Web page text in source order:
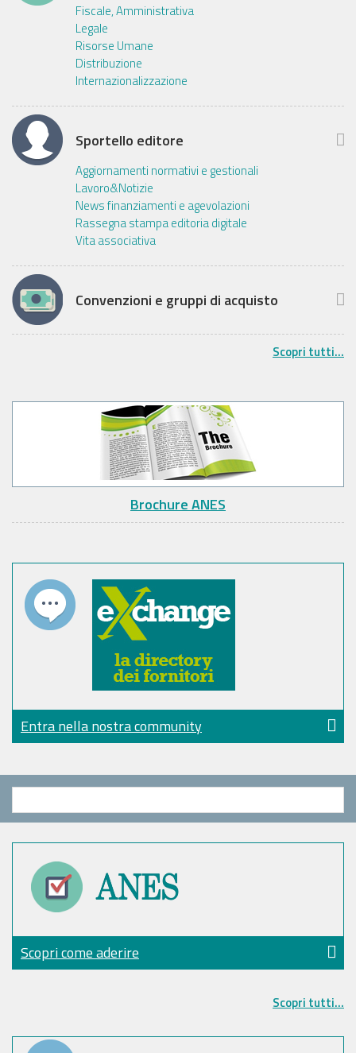
Fiscale, Amministrativa
Legale
Risorse Umane
Distribuzione
Internazionalizzazione
Sportello editore
Aggiornamenti normativi e gestionali
Lavoro&Notizie
News finanziamenti e agevolazioni
Rassegna stampa editoria digitale
Vita associativa
Convenzioni e gruppi di acquisto
Scopri tutti...
Brochure ANES
Entra nella nostra community
Scopri come aderire
Scopri tutti...